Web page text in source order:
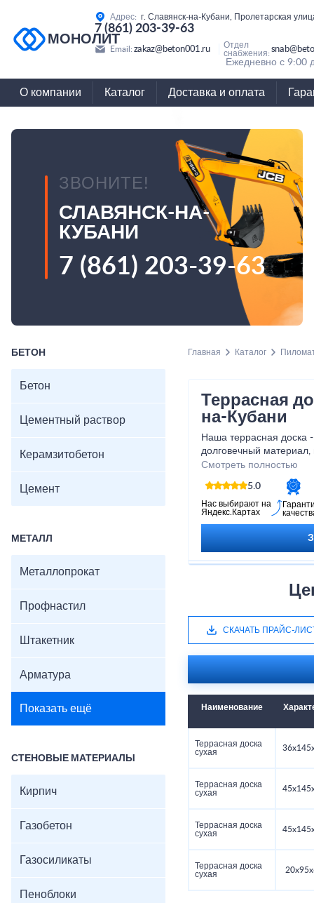
МОНОЛИТ
Адрес: г. Славянск-на-Кубани, Пролетарская
7 (861) 203-39-63
Email: zakaz@beton001.ru
Отдел
снабжения:
Ежедневно с 9:00
О компании Каталог Доставка и оплата
ЗВОНИТЕ!
СЛАВЯНСК-НА-
КУБАНИ
7 (861) 203-39-63
БЕТОН
Бетон
Цементный раствор
Керамзитобетон
Цемент
МЕТАЛЛ
Металлопрокат
Профнастил
Штакетник
Арматура
Показать ещё
СТЕНОВЫЕ МАТЕРИАЛЫ
Кирпич
Газобетон
Газосиликаты
Пеноблоки
Главная Каталог
Террасная
на-Кубани
Наша террасная доска
долговечный
который придаст
элегантность.
разнообразию
вариант, который
атмосферу уюта и
Смотреть полностью
5.0
Нас выбирают на
Яндекс.Картах
СКАЧАТЬ ПРАЙС-
Наименование
Террасная доска
сухая
Террасная доска
сухая
Террасная доска
сухая
Террасная доска
сухая